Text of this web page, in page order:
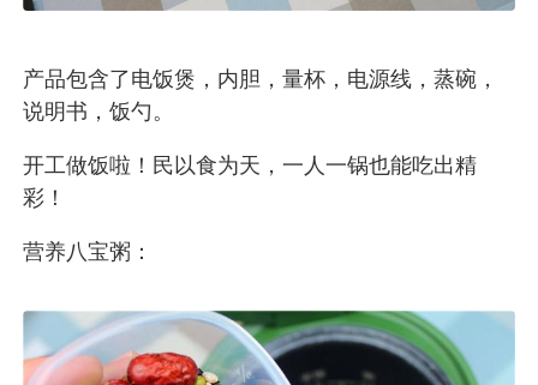
产品包含了电饭煲，内胆，量杯，电源线，蒸碗，
说明书，饭勺。
开工做饭啦！民以食为天，一人一锅也能吃出精
彩！
营养八宝粥：